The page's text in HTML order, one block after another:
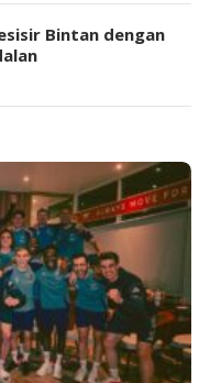
Bintan dengan